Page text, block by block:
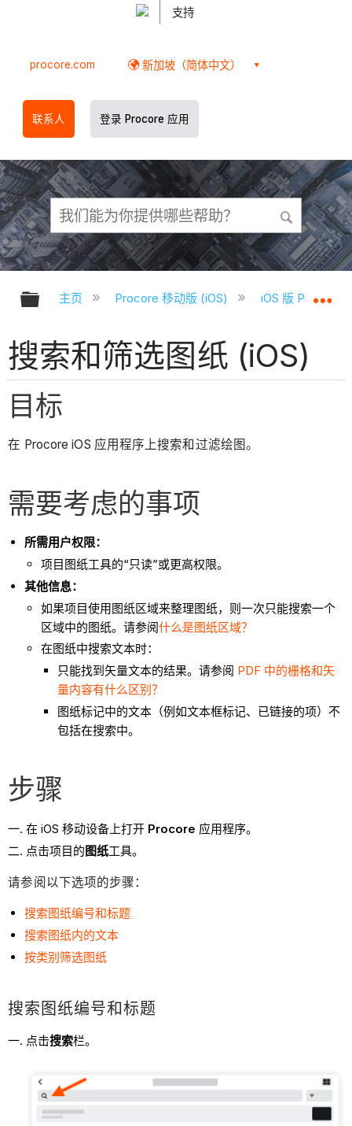
支持
procore.com 新加坡（简体中文）
联系人 登录 Procore 应用
扩展/隐缩全局层次
主页 Procore 移动版 (iOS) iOS 版 Procore
搜索和筛选图纸 (iOS)
目标
在 Procore iOS 应用程序上搜索和过滤绘图。
需要考虑的事项
所需用户权限：
项目图纸工具的“只读”或更高权限。
其他信息：
如果项目使用图纸区域来整理图纸，则一次只能搜索一个
区域中的图纸。请参阅什么是图纸区域？
在图纸中搜索文本时：
只能找到矢量文本的结果。请参阅 PDF 中的栅格和矢
量内容有什么区别？
图纸标记中的文本（例如文本框标记、已链接的项）不
包括在搜索中。
步骤
在 iOS 移动设备上打开 Procore 应用程序。
点击项目的图纸工具。
请参阅以下选项的步骤：
搜索图纸编号和标题
搜索图纸内的文本
按类别筛选图纸
搜索图纸编号和标题
点击搜索栏。